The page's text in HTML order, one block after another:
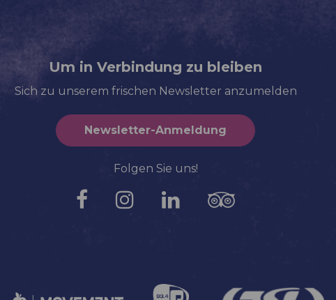
Um in Verbindung zu bleiben
Sich zu unserem frischen Newsletter anzumelden
Newsletter-Anmeldung
Folgen Sie uns!